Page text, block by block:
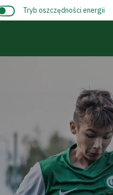
Tryb oszczędności energii